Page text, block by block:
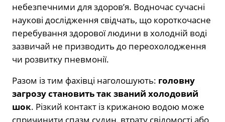
небезпечними для здоров’я. Водночас сучасні
наукові дослідження свідчать, що короткочасне
перебування здорової людини в холодній воді
зазвичай не призводить до переохолодження
чи розвитку пневмонії.
Разом із тим фахівці наголошують: головну
загрозу становить так званий холодовий
шок. Різкий контакт із крижаною водою може
спричинити спазм судин, втрату свідомості або